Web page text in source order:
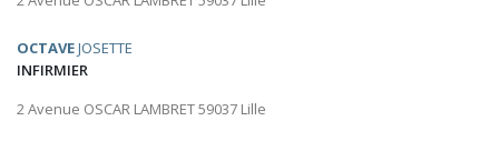
OCTAVEJOSETTE
INFIRMIER
2 Avenue OSCAR LAMBRET 59037 Lille